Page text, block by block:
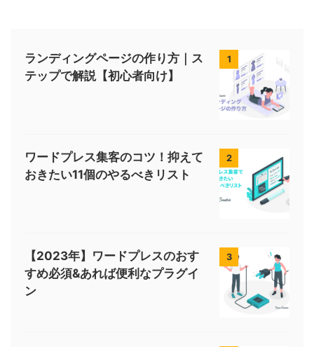
1
ランディングページの作り方｜ス
テップで解説【初心者向け】
2
ワードプレス集客のコツ！抑えて
おきたい11個のやるべきリスト
3
【2023年】ワードプレスのおす
すめ必須&あれば便利なプラグイ
ン